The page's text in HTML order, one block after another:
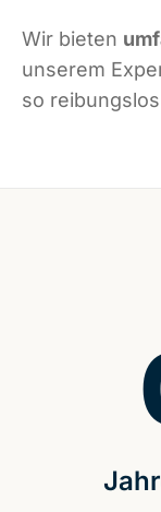
Wir bieten
unserem
so